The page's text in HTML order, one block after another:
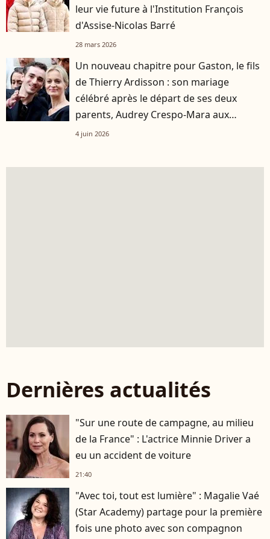
leur vie future à l'Institution François
d'Assise-Nicolas Barré
28 mars 2026
Un nouveau chapitre pour Gaston, le fils
de Thierry Ardisson : son mariage
célébré après le départ de ses deux
parents, Audrey Crespo-Mara aux
premières loges
4 juin 2026
Dernières actualités
"Sur une route de campagne, au milieu
de la France" : L'actrice Minnie Driver a
eu un accident de voiture
21:40
"Avec toi, tout est lumière" : Magalie Vaé
(Star Academy) partage pour la première
fois une photo avec son compagnon